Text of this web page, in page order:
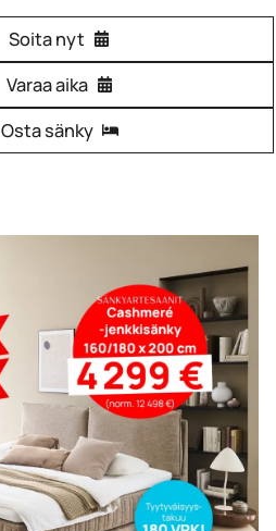
Soita nyt
Varaa aika
Osta sänky